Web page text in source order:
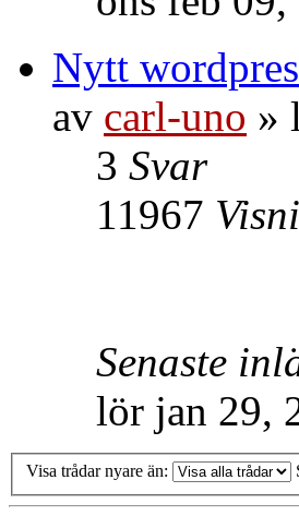
Nytt
av carl-uno »
3 Svar
11967
Senaste
lör jan 29,
Visa trådar nyare än: